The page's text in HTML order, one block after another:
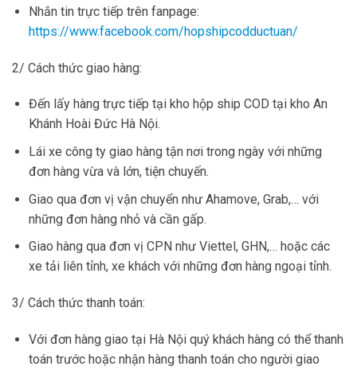
Nhắn tin trực tiếp trên fanpage:
https://www.facebook.com/hopshipcodductuan/
2/ Cách thức giao hàng:
Đến lấy hàng trực tiếp tại kho hộp ship COD tại kho An
Khánh Hoài Đức Hà Nội.
Lái xe công ty giao hàng tận nơi trong ngày với những
đơn hàng vừa và lớn, tiện chuyến.
Giao qua đơn vị vận chuyển như Ahamove, Grab,… với
những đơn hàng nhỏ và cần gấp.
Giao hàng qua đơn vị CPN như Viettel, GHN,… hoặc các
xe tải liên tỉnh, xe khách với những đơn hàng ngoại tỉnh.
3/ Cách thức thanh toán:
Với đơn hàng giao tại Hà Nội quý khách hàng có thể thanh
toán trước hoặc nhận hàng thanh toán cho người giao